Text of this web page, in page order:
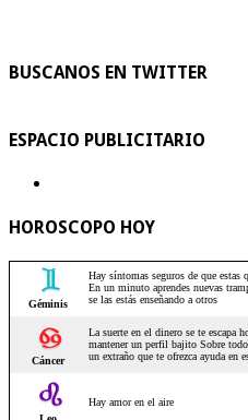
BUSCANOS EN TWITTER
ESPACIO PUBLICITARIO
HOROSCOPO HOY